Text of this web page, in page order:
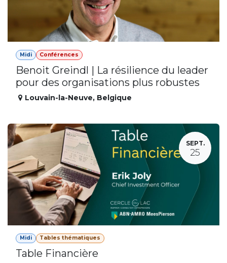
Midi Conférences
Benoit Greindl | La résilience du leader
pour des organisations plus robustes
Louvain-la-Neuve, Belgique
SEPT.
25
Midi Tables thématiques
Table Financière